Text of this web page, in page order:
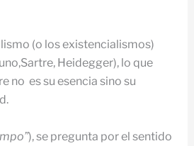
(o los existencialismos)
Heidegger), lo que
no es su esencia sino su
), se pregunta por el sentido